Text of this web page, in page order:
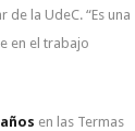
la UdeC. “Es una
en el trabajo
en las Termas